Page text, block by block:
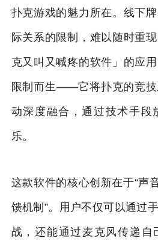
扑克游戏的魅力所在。线下
际关系的限制，难以随时重
克又叫又喊疼的软件」的应
限制而生——它将扑克的竞技
动深度融合，通过技术手段
乐。
这款软件的核心创新在于“声
馈机制”。用户不仅可以通过
战，还能通过麦克风传递